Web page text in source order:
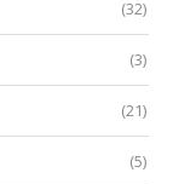
(32)
(3)
(21)
(5)